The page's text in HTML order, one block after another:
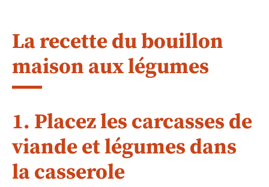
La recette du bouillon
maison aux légumes
1. Placez les carcasses de
viande et légumes dans
la casserole